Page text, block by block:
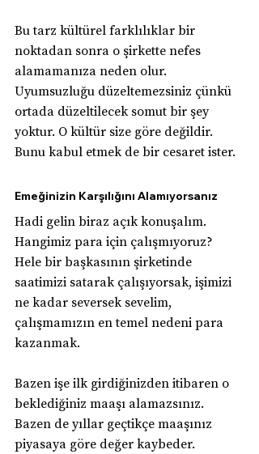
Bu tarz kültürel farklılıklar bir
noktadan sonra o şirkette nefes
alamamanıza neden olur.
Uyumsuzluğu düzeltemezsiniz çünkü
ortada düzeltilecek somut bir şey
yoktur. O kültür size göre değildir.
Bunu kabul etmek de bir cesaret ister.
Emeğinizin Karşılığını Alamıyorsanız
Hadi gelin biraz açık konuşalım.
Hangimiz para için çalışmıyoruz?
Hele bir başkasının şirketinde
saatimizi satarak çalışıyorsak, işimizi
ne kadar seversek sevelim,
çalışmamızın en temel nedeni para
kazanmak.
Bazen işe ilk girdiğinizden itibaren o
beklediğiniz maaşı alamazsınız.
Bazen de yıllar geçtikçe maaşınız
piyasaya göre değer kaybeder.